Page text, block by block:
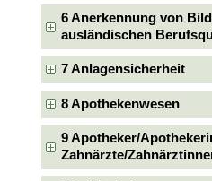
6 Anerkennung von
ausländischen
7 Anlagensicherheit
8 Apothekenwesen
9 Apotheker/
Zahnärzte/